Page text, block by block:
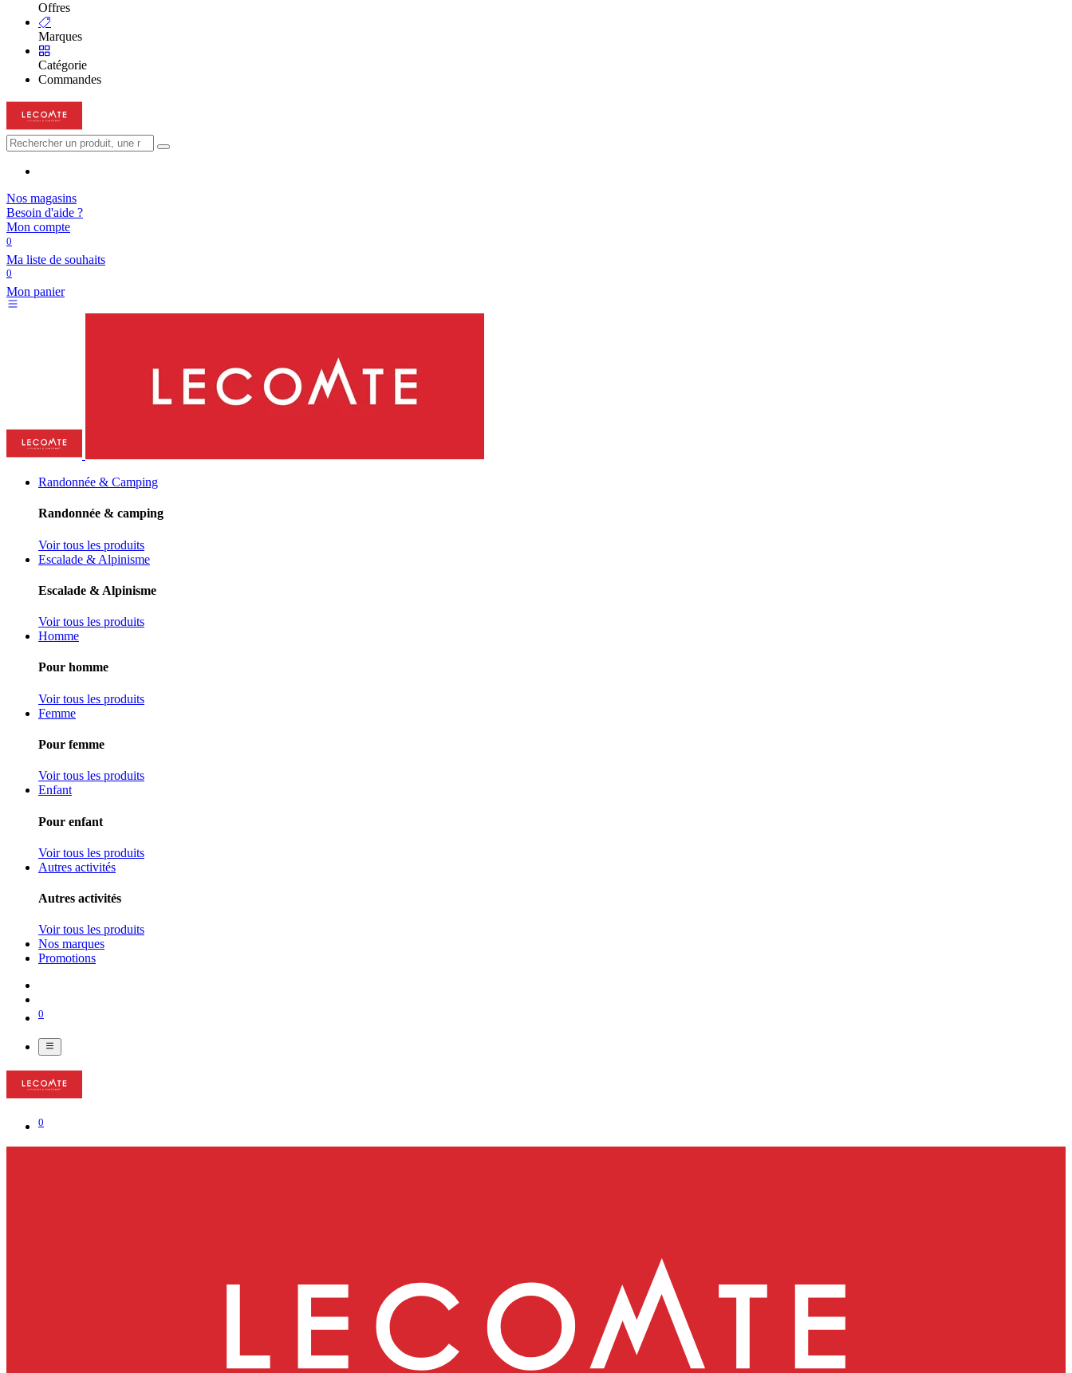
Offres
Marques
Catégorie
Commandes
Nos magasins
Besoin d'aide ?
Mon compte
0
Ma liste de souhaits
0
Mon panier
Randonnée & Camping
Randonnée & camping
Voir tous les produits
Escalade & Alpinisme
Escalade & Alpinisme
Voir tous les produits
Homme
Pour homme
Voir tous les produits
Femme
Pour femme
Voir tous les produits
Enfant
Pour enfant
Voir tous les produits
Autres activités
Autres activités
Voir tous les produits
Nos marques
Promotions
0
0